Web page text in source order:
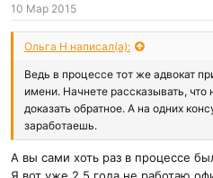
10 Мар 2015
Ольга Н написал(а):
Ведь в процессе тот же адвокат
имени. Начнете рассказывать, что
доказать обратное. А на одних
заработаешь.
А вы сами хоть раз в процессе